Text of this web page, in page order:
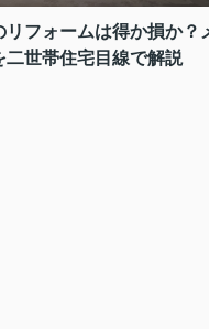
フォームは得か損か？
二世帯住宅目線で解説